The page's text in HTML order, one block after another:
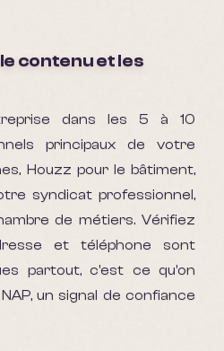
le contenu et les
dans les 5 à 10
principaux de votre
Houzz pour le bâtiment,
syndicat professionnel,
de métiers. Vérifiez
et téléphone sont
partout, c'est ce qu'on
un signal de confiance